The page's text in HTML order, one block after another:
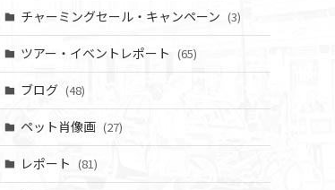
チャーミングセール・キャンペーン (3)
ツアー・イベントレポート (65)
ブログ (48)
ペット肖像画 (27)
レポート (81)